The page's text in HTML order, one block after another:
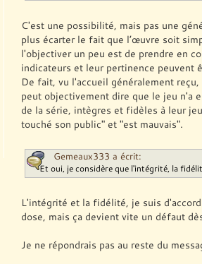
C'est une possibilité, mais pas une
plus écarter le fait que l’œuvre soit
l'objectiver un peu est de prendre en
indicateurs et leur pertinence peuvent
De fait, vu l'accueil généralement
peut objectivement dire que le jeu n'a
de la série, intègres et fidèles à leur
touché son public" et "est mauvais".
Gemeaux333 a écrit:
Et oui, je considère que l'intégrité, la
L'intégrité et la fidélité, je suis
dose, mais ça devient vite un défaut
Je ne répondrais pas au reste du